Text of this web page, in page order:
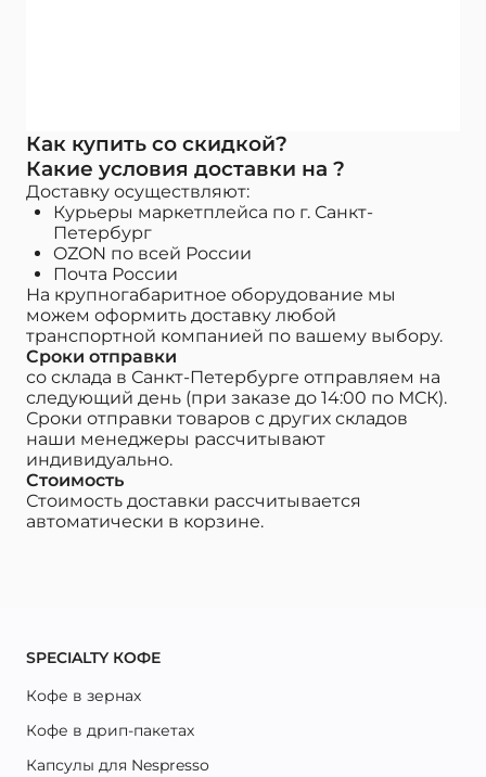
Как купить со скидкой?
Какие условия доставки на ?
Доставку осуществляют:
Курьеры маркетплейса по г. Санкт-
Петербург
OZON по всей России
Почта России
На крупногабаритное оборудование мы
можем оформить доставку любой
транспортной компанией по вашему выбору.
Сроки отправки
со склада в Санкт-Петербурге отправляем на
следующий день (при заказе до 14:00 по МСК).
Сроки отправки товаров с других складов
наши менеджеры рассчитывают
индивидуально.
Стоимость
Стоимость доставки рассчитывается
автоматически в корзине.
SPECIALTY КОФЕ
Кофе в зернах
Кофе в дрип-пакетах
Капсулы для Nespresso